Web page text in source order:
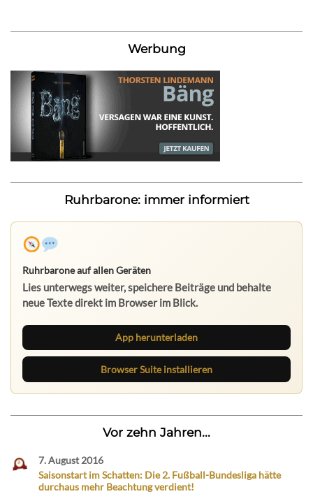
Werbung
Ruhrbarone: immer informiert
Ruhrbarone auf allen Geräten
Lies unterwegs weiter, speichere Beiträge und behalte
neue Texte direkt im Browser im Blick.
App herunterladen
Browser Suite installieren
Vor zehn Jahren...
7. August 2016
Saisonstart im Schatten: Die 2. Fußball-Bundesliga hätte
durchaus mehr Beachtung verdient!